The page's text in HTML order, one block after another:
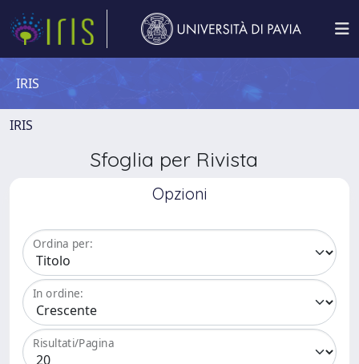
IRIS
IRIS
Sfoglia per Rivista
Opzioni
Ordina per:
In ordine:
Risultati/Pagina